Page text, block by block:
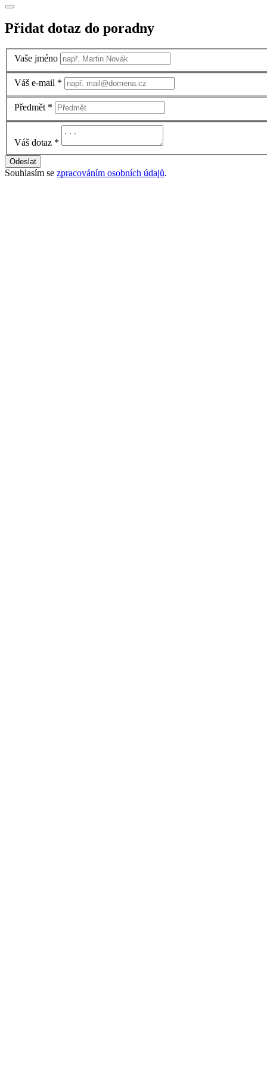
Přidat dotaz do poradny
Vaše jméno
Váš e-mail *
Předmět *
Váš dotaz *
Odeslat
Souhlasím se zpracováním osobních údajů.